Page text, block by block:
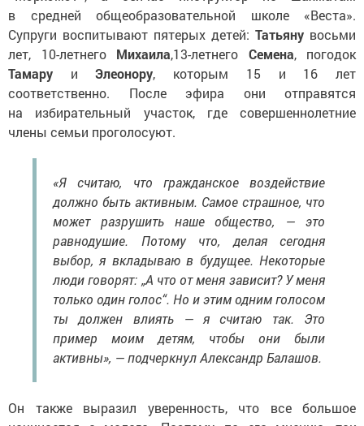
в средней общеобразовательной школе «Веста».
Супруги воспитывают пятерых детей: Татьяну восьми
лет, 10-летнего Михаила,13-летнего Семена, погодок
Тамару иЭлеонору, которым 15 и 16 лет
соответственно. После эфира они отправятся
на избирательный участок, где совершеннолетние
члены семьи проголосуют.
«Я считаю, что гражданское воздействие
должно быть активным. Самое страшное, что
может разрушить наше общество, — это
равнодушие. Потому что, делая сегодня
выбор, я вкладываю в будущее. Некоторые
люди говорят: „А что от меня зависит? У меня
только один голос“. Но и этим одним голосом
ты должен влиять — я считаю так. Это
пример моим детям, чтобы они были
активны», — подчеркнул Александр Балашов.
Он также выразил уверенность, что все большое